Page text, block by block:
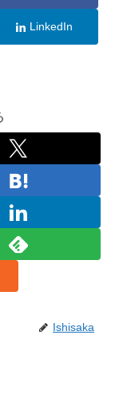
LinkedIn
Ishisaka